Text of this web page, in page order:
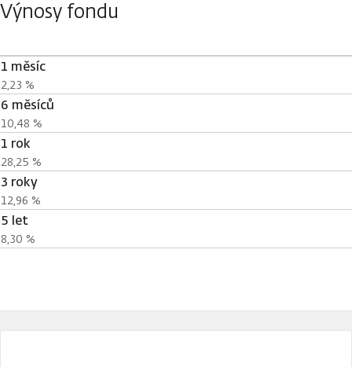
Výnosy fondu
1 měsíc
2,23 %
6 měsíců
10,48 %
1 rok
28,25 %
3 roky
12,96 %
5 let
8,30 %